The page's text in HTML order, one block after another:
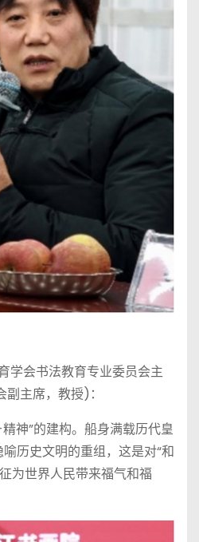
学会书法教育专业委员会主
主席，教授)：
神”的建构。船身满载历代皇
历史文明的重组，这是对“和
为世界人民带来福气和福